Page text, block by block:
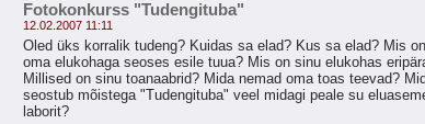
Fotokonkurss "Tudengituba"
12.02.2007 11:11
Oled üks korralik tudeng? Kuidas sa elad? Kus sa elad? Mis
oma elukohaga seoses esile tuua? Mis on sinu elukohas
Millised on sinu toanaabrid? Mida nemad oma toas teevad?
seostub mõistega "Tudengituba" veel midagi peale su
laborit?